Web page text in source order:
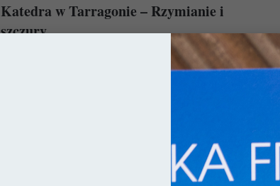
Katedra w Tarragonie – Rzymianie i
szczury
Katedra w Tarragonie należy do czołowych przykładów gotyku
katalońskiego. Wzniesiona w najwyższym punkcie rzymskiej